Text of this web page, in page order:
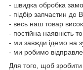
- швидка обробка
- підбір запчастин до
- весь наш товар
- постійна наявність
- ми завжди ідемо на
- ми робимо
Для того, щоб